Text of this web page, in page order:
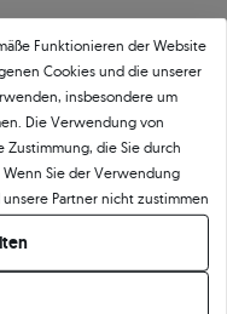
Your Love
Funktionieren der Website
Cookies und die unserer
insbesondere um
Die Verwendung von
Zustimmung, die Sie durch
Sie der Verwendung
Partner nicht zustimmen
und bestimmen Sie Ihre
widerrufen, indem Sie